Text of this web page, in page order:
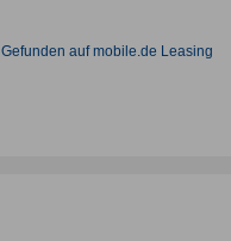
Gefunden auf mobile.de Leasing